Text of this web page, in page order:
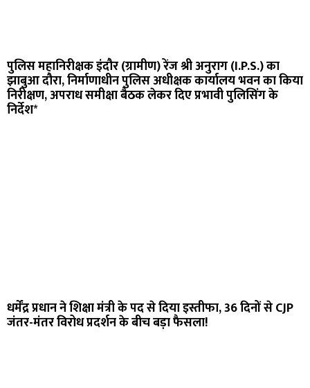
पुलिस महानिरीक्षक इंदौर (ग्रामीण) रेंज श्री अनुराग (I.P.S.) का
झाबुआ दौरा, निर्माणाधीन पुलिस अधीक्षक कार्यालय भवन का किया
निरीक्षण, अपराध समीक्षा बैठक लेकर दिए प्रभावी पुलिसिंग के
निर्देश*
धर्मेंद्र प्रधान ने शिक्षा मंत्री के पद से दिया इस्तीफा, 36 दिनों से CJP
जंतर-मंतर विरोध प्रदर्शन के बीच बड़ा फैसला!